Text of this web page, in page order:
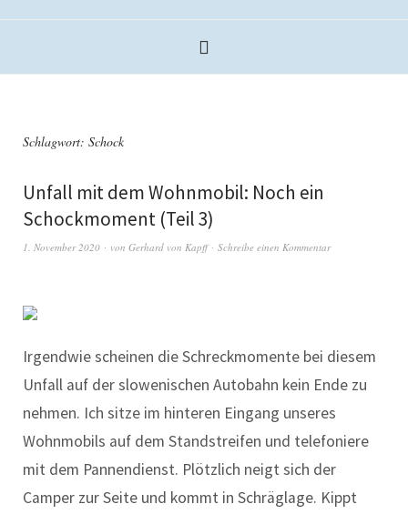
Schlagwort: Schock
Unfall mit dem Wohnmobil: Noch ein
Schockmoment (Teil 3)
1. November 2020 von Gerhard von Kapff Schreibe einen Kommentar
Irgendwie scheinen die Schreckmomente bei diesem
Unfall auf der slowenischen Autobahn kein Ende zu
nehmen. Ich sitze im hinteren Eingang unseres
Wohnmobils auf dem Standstreifen und telefoniere
mit dem Pannendienst. Plötzlich neigt sich der
Camper zur Seite und kommt in Schräglage. Kippt